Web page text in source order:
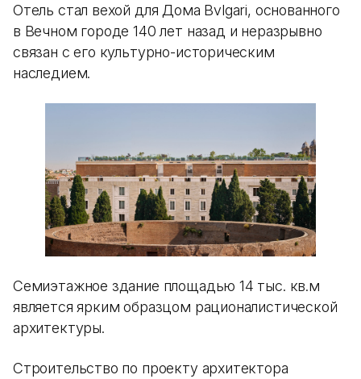
Отель стал вехой для Дома Bvlgari, основанного
в Вечном городе 140 лет назад и неразрывно
связан с его культурно-историческим
наследием.
Семиэтажное здание площадью 14 тыс. кв.м
является ярким образцом рационалистической
архитектуры.
Строительство по проекту архитектора